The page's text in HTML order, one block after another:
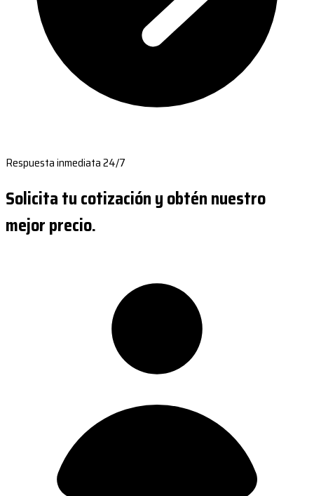
Respuesta inmediata 24/7
Solicita tu cotización y obtén nuestro
mejor precio.